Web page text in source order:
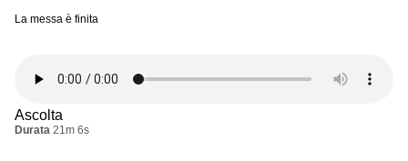
La messa è finita
Ascolta
Durata 21m 6s